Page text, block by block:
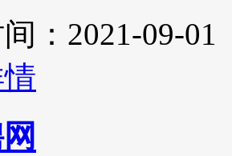
：2021-09-01